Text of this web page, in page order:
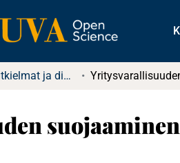
Pro gradu -tutkielmat ja diplomityöt (rajattu saatavuus)